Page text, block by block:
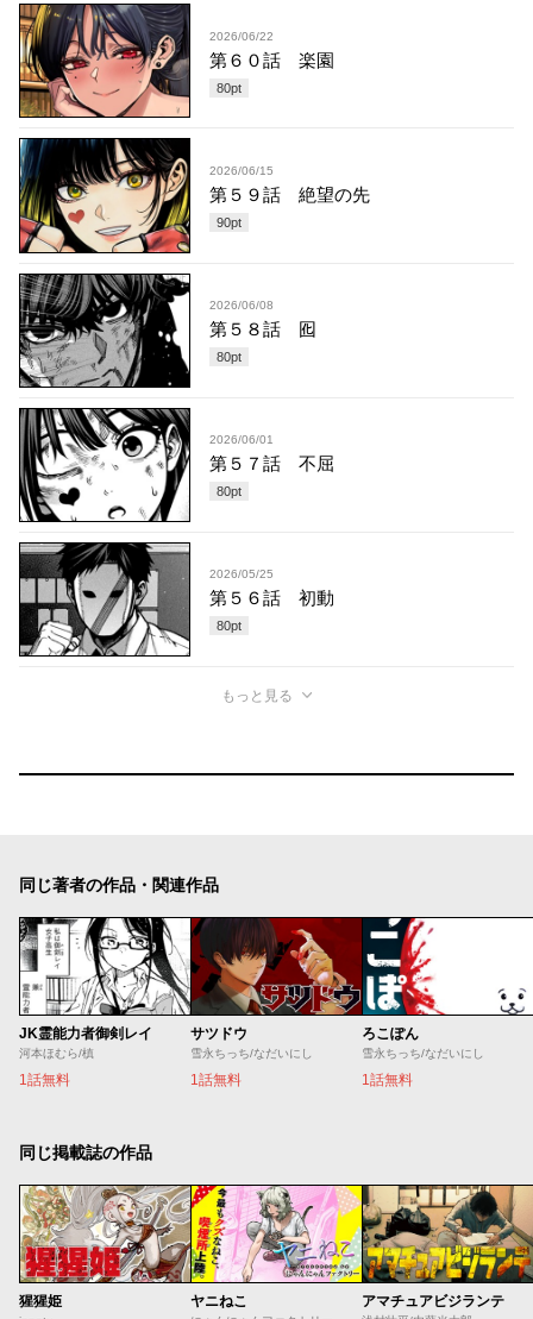
2026/06/22
第６０話 楽園
80pt
2026/06/15
第５９話 絶望の先
90pt
2026/06/08
第５８話 囮
80pt
2026/06/01
第５７話 不屈
80pt
2026/05/25
第５６話 初動
80pt
もっと見る
同じ著者の作品・関連作品
JK霊能力者御剣レイ
河本ほむら/槙
1話無料
サツドウ
雪永ちっち/なだいにし
1話無料
ろこぽん
雪永ちっち/なだいにし
1話無料
同じ掲載誌の作品
猩猩姫 ヤニねこ アマチュアビジランテ